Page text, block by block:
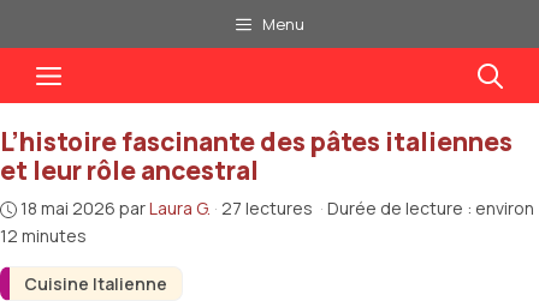
au
contenu
Menu
Menu
Cuisine Italienne
L’histoire fascinante des pâtes italiennes
et leur rôle ancestral
18 mai 2026 parLaura G. · 27 lectures · Durée de lecture : environ
12 minutes